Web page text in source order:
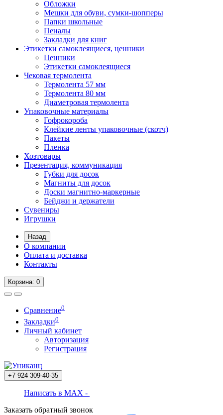
Обложки
Мешки для обуви, сумки-шопперы
Папки школьные
Пеналы
Закладки для книг
Этикетки самоклеящиеся, ценники
Ценники
Этикетки самоклеящиеся
Чековая термолента
Термолента 57 мм
Термолента 80 мм
Диаметровая термолента
Упаковочные материалы
Гофрокороба
Клейкие ленты упаковочные (скотч)
Пакеты
Пленка
Хозтовары
Презентация, коммуникация
Губки для досок
Магниты для досок
Доски магнитно-маркерные
Бейджи и держатели
Сувениры
Игрушки
Назад
О компании
Оплата и доставка
Контакты
Корзина: 0
Сравнение0
Закладки0
Личный кабинет
Авторизация
Регистрация
+7 924 309-40-35
Написать в MAX -
Заказать обратный звонок